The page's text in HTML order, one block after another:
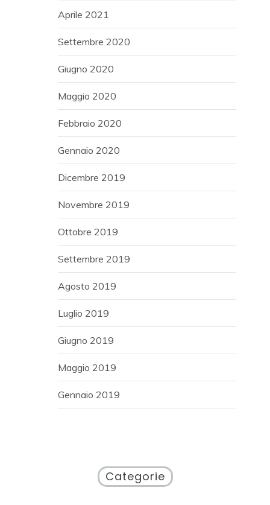
Aprile 2021
Settembre 2020
Giugno 2020
Maggio 2020
Febbraio 2020
Gennaio 2020
Dicembre 2019
Novembre 2019
Ottobre 2019
Settembre 2019
Agosto 2019
Luglio 2019
Giugno 2019
Maggio 2019
Gennaio 2019
Categorie